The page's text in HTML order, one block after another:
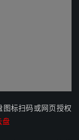
图标扫码或网页授权
盘